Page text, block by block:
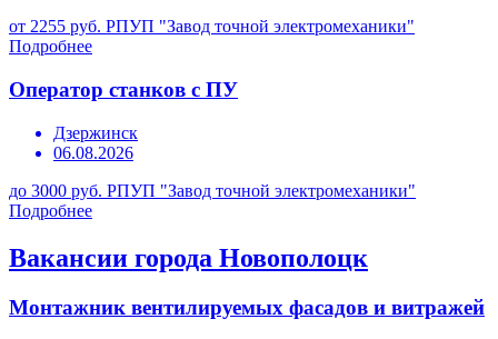
от 2255 руб. РПУП "Завод точной электромеханики"
Подробнее
Оператор станков с ПУ
Дзержинск
06.08.2026
до 3000 руб. РПУП "Завод точной электромеханики"
Подробнее
Вакансии города Новополоцк
Монтажник вентилируемых фасадов и витражей